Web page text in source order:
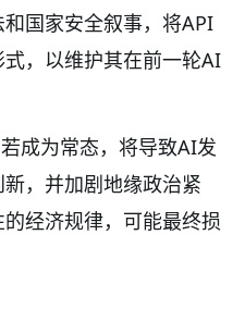
国家安全叙事，将API
，以维护其在前一轮AI
成为常态，将导致AI发
，并加剧地缘政治紧
经济规律，可能最终损